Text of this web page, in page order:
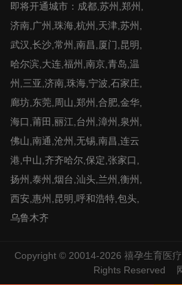
即将开通城市：成都,苏州,郑州,
济南,广州,珠海,杭州,天津,苏州,
武汉,长沙,常州,南昌,厦门,昆明,
哈尔滨,大连,福州,南京,青岛,温
州,三亚,济南,珠海,宁波,石家庄,
廊坊,东莞,周山,郑州,合肥,金华,
海口,莆田,丽江,台州,漳州,泉州,
佛山,南通,沧州,无锡,南昌,连云
港,中山,齐齐哈尔,保定,张家口,
扬州,泰州,烟台,汕头,兰州,衡州,
西安,惠州,昆明,呼和浩特,包头,
乌鲁木齐
Copyright © 20014-2026 禧孕生育医疗
Rights Reserved